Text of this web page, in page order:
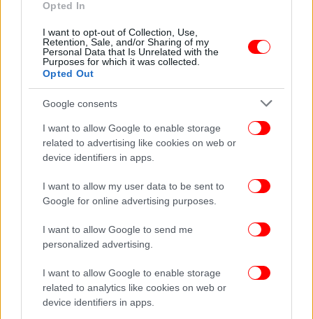
Opted In
I want to opt-out of Collection, Use,
Retention, Sale, and/or Sharing of my
Personal Data that Is Unrelated with the
Purposes for which it was collected.
Opted Out
Google consents
I want to allow Google to enable storage
related to advertising like cookies on web or
device identifiers in apps.
I want to allow my user data to be sent to
Google for online advertising purposes.
I want to allow Google to send me
personalized advertising.
I want to allow Google to enable storage
related to analytics like cookies on web or
device identifiers in apps.